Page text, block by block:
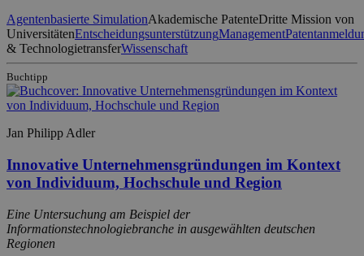
Agentenbasierte SimulationAkademische PatenteDritte Mission von
UniversitätenEntscheidungsunterstützungManagement
& TechnologietransferWissenschaft
Buchtipp
Jan Philipp Adler
Innovative Unternehmensgründungen im Kontext
von Individuum, Hochschule und Region
Eine Untersuchung am Beispiel der
Informationstechnologiebranche in ausgewählten deutschen
Regionen